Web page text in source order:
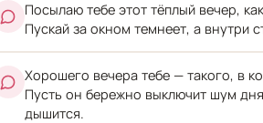
Посылаю тебе этот тёплый вечер,
Пускай за окном темнеет, а внутри
Хорошего вечера тебе — такого, в
Пусть он бережно выключит шум
дышится.